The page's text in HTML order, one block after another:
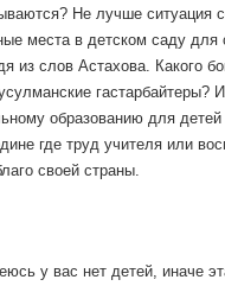
Не лучше ситуация
места в детском саду
из слов Астахова. Какого
образованию для детей
где труд учителя или
своей страны.
у вас нет детей, иначе